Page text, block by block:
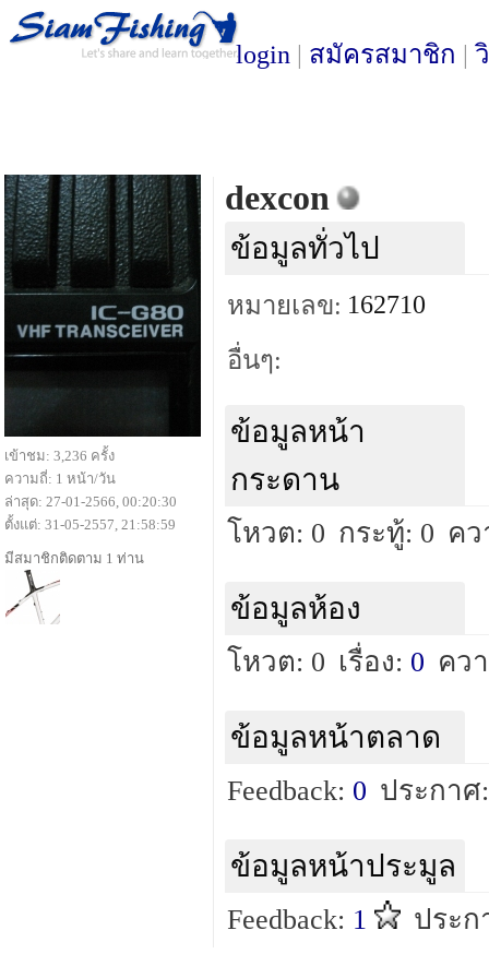
login | สมัครสมาชิก |
dexcon
ข้อมูลทั่วไป
หมายเลข: 162710
อื่นๆ:
ข้อมูลหน้า
กระดาน
โหวต: 0 กระทู้: 0 ค
ข้อมูลห้อง
โหวต: 0 เรื่อง: 0 คว
ข้อมูลหน้าตลาด
Feedback: 0 ประกาศ
ข้อมูลหน้าประมูล
Feedback: 1 ประก
เข้าชม: 3,236 ครั้ง
ความถี่: 1 หน้า/วัน
ล่าสุด: 27-01-2566, 00:20:30
ตั้งแต่: 31-05-2557, 21:58:59
มีสมาชิกติดตาม 1 ท่าน